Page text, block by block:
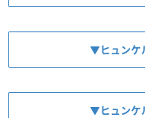
▼ヒュンケ
▼ヒュンケ